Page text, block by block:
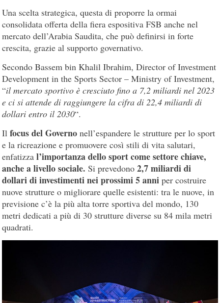
Una scelta strategica, questa di proporre la ormai
consolidata offerta della fiera espositiva FSB anche nel
mercato dell’Arabia Saudita, che può definirsi in forte
crescita, grazie al supporto governativo.
Secondo Bassem bin Khalil Ibrahim, Director of Investment
Development in the Sports Sector – Ministry of Investment,
“il mercato sportivo è cresciuto fino a 7,2 miliardi nel 2023
e ci si attende di raggiungere la cifra di 22,4 miliardi di
dollari entro il 2030“.
Ilfocus del Governo nell’espandere le strutture per lo sport
e la ricreazione e promuovere così stili di vita salutari,
enfatizzal’importanza dello sport come settore chiave,
anche a livello sociale. Si prevedono2,7 miliardi di
dollari di investimenti nei prossimi 5 anniper costruire
nuove strutture o migliorare quelle esistenti: tra le nuove, in
previsione c’è la più alta torre sportiva del mondo, 130
metri dedicati a più di 30 strutture diverse su 84 mila metri
quadrati.